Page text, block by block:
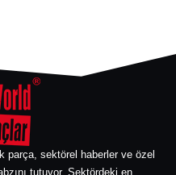
parça, sektörel haberler ve özel
tutuyor. Sektördeki en